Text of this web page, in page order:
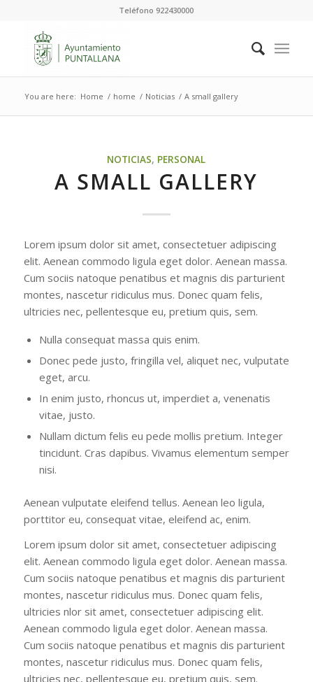
Teléfono 922430000
You are here: Home / home / Noticias / A small gallery
NOTICIAS, PERSONAL
A SMALL GALLERY
Lorem ipsum dolor sit amet, consectetuer adipiscing
elit. Aenean commodo ligula eget dolor. Aenean massa.
Cum sociis natoque penatibus et magnis dis parturient
montes, nascetur ridiculus mus. Donec quam felis,
ultricies nec, pellentesque eu, pretium quis, sem.
Nulla consequat massa quis enim.
Donec pede justo, fringilla vel, aliquet nec, vulputate
eget, arcu.
In enim justo, rhoncus ut, imperdiet a, venenatis
vitae, justo.
Nullam dictum felis eu pede mollis pretium. Integer
tincidunt. Cras dapibus. Vivamus elementum semper
nisi.
Aenean vulputate eleifend tellus. Aenean leo ligula,
porttitor eu, consequat vitae, eleifend ac, enim.
Lorem ipsum dolor sit amet, consectetuer adipiscing
elit. Aenean commodo ligula eget dolor. Aenean massa.
Cum sociis natoque penatibus et magnis dis parturient
montes, nascetur ridiculus mus. Donec quam felis,
ultricies nlor sit amet, consectetuer adipiscing elit.
Aenean commodo ligula eget dolor. Aenean massa.
Cum sociis natoque penatibus et magnis dis parturient
montes, nascetur ridiculus mus. Donec quam felis,
ultricies nec, pellentesque eu, pretium quis, sem.